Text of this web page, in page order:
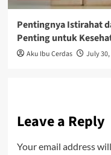
Pentingnya Istirahat
Penting untuk
Aku Ibu Cerdas July 30,
Leave a Reply
Your email address